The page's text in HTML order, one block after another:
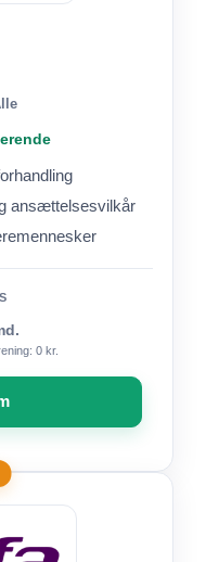
ansættelsesvilkår
0 kr.